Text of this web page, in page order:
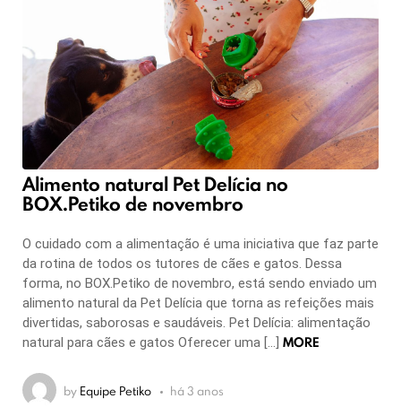
Alimento natural Pet Delícia no
BOX.Petiko de novembro
O cuidado com a alimentação é uma iniciativa que faz parte
da rotina de todos os tutores de cães e gatos. Dessa
forma, no BOX.Petiko de novembro, está sendo enviado um
alimento natural da Pet Delícia que torna as refeições mais
divertidas, saborosas e saudáveis. Pet Delícia: alimentação
natural para cães e gatos Oferecer uma […] MORE
by Equipe Petiko
há 3 anos